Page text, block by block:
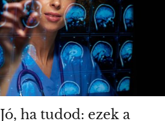
Jó, ha tudod: ezek a